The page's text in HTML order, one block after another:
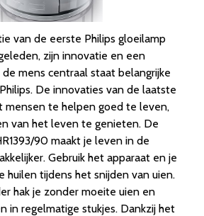
van de eerste Philips gloeilamp
zijn innovatie en een
mens centraal staat belangrijke
De innovaties van de laatste
mensen te helpen goed te leven,
van het leven te genieten. De
90 maakt je leven in de
Gebruik het apparaat en je
tijdens het snijden van uien.
hak je zonder moeite uien en
in regelmatige stukjes. Dankzij het